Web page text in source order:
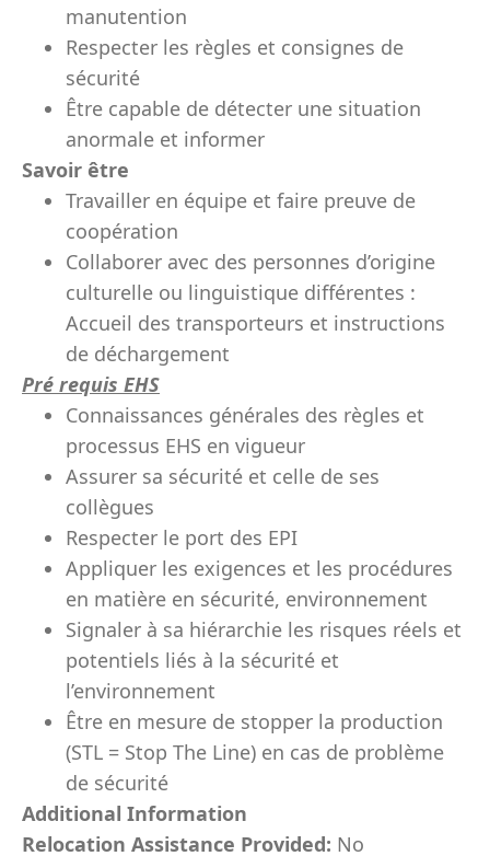
manutention
Respecter les règles et consignes de
sécurité
Être capable de détecter une situation
anormale et informer
Savoir être
Travailler en équipe et faire preuve de
coopération
Collaborer avec des personnes d’origine
culturelle ou linguistique différentes :
Accueil des transporteurs et instructions
de déchargement
Pré requis EHS
Connaissances générales des règles et
processus EHS en vigueur
Assurer sa sécurité et celle de ses
collègues
Respecter le port des EPI
Appliquer les exigences et les procédures
en matière en sécurité, environnement
Signaler à sa hiérarchie les risques réels et
potentiels liés à la sécurité et
l’environnement
Être en mesure de stopper la production
(STL = Stop The Line) en cas de problème
de sécurité
Additional Information
Relocation Assistance Provided: No